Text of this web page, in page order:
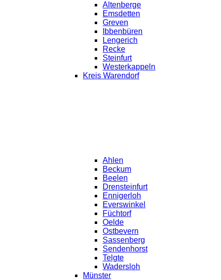
Altenberge
Emsdetten
Greven
Ibbenbüren
Lengerich
Recke
Steinfurt
Westerkappeln
Kreis Warendorf
Ahlen
Beckum
Beelen
Drensteinfurt
Ennigerloh
Everswinkel
Füchtorf
Oelde
Ostbevern
Sassenberg
Sendenhorst
Telgte
Wadersloh
Münster